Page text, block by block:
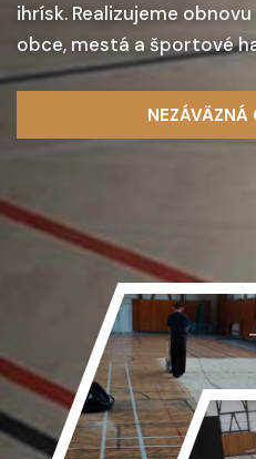
ihrísk. Realizujeme
obce, mestá a športové
NEZÁVÄZNÁ